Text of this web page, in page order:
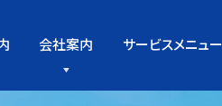
会社案内 サービスメニュー